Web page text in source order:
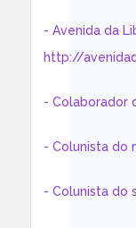
- Avenida da
http://
- Colaborador
- Colunista do
- Colunista do